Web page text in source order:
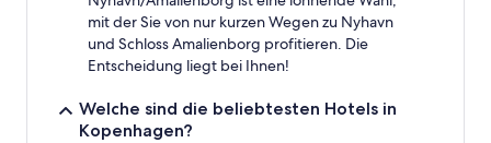
mit der Sie von nur kurzen Wegen zu Nyhavn
und Schloss Amalienborg profitieren. Die
Entscheidung liegt bei Ihnen!
Welche sind die beliebtesten Hotels in
Kopenhagen?